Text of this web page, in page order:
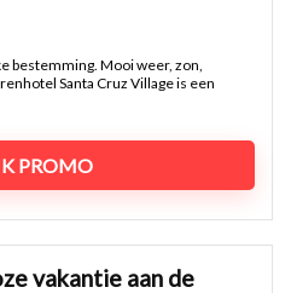
bestemming. Mooi weer, zon,
Santa Cruz Village is een
PROMO
vakantie aan de